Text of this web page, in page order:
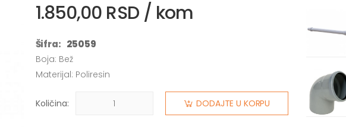
1.850,00 RSD / kom
Šifra: 25059
Boja: Bež
Materijal: Poliresin
Količina: DODAJTE U KORPU